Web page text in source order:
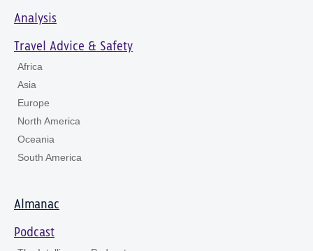
Analysis
Travel Advice & Safety
Africa
Asia
Europe
North America
Oceania
South America
Almanac
Podcast